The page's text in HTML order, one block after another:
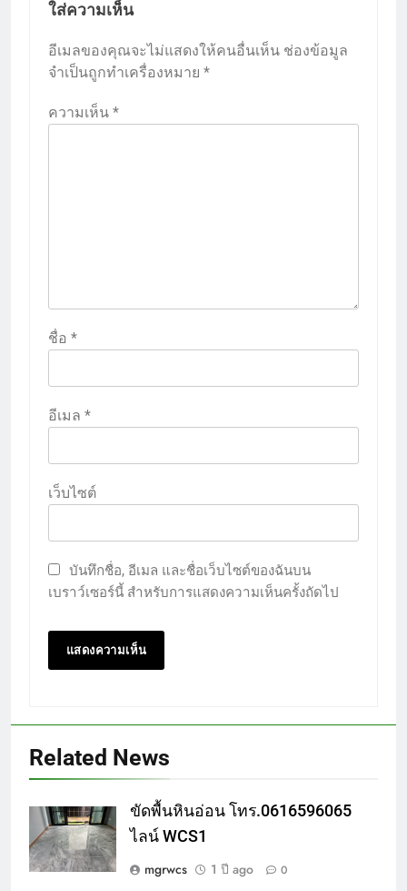
ใส่ความเห็น
อีเมลของคุณจะไม่แสดงให้คนอื่นเห็น ช่องข้อมูล
จำเป็นถูกทำเครื่องหมาย *
ความเห็น *
ชื่อ *
อีเมล *
เว็บไซต์
บันทึกชื่อ, อีเมล และชื่อเว็บไซต์ของฉันบน
เบราว์เซอร์นี้ สำหรับการแสดงความเห็นครั้งถัดไป
Related News
ขัดพื้นหินอ่อน โทร.0616596065
ไลน์ WCS1
mgrwcs
1 ปี ago 0